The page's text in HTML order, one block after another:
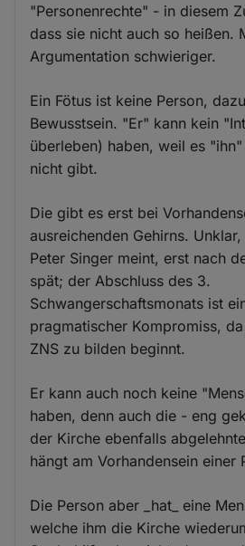
"Personenrechte" - in diesem
dass sie nicht auch so heißen.
Argumentation schwieriger.
Ein Fötus ist keine Person,
Bewusstsein. "Er" kann kein
überleben) haben, weil es
nicht gibt.
Die gibt es erst bei
ausreichenden Gehirns.
Peter Singer meint, erst nach
spät; der Abschluss des 3.
Schwangerschaftsmonats ist
pragmatischer Kompromiss,
ZNS zu bilden beginnt.
Er kann auch noch keine
haben, denn auch die - eng
der Kirche ebenfalls
hängt am Vorhandensein einer
Die Person aber _hat_ eine
welche ihm die Kirche